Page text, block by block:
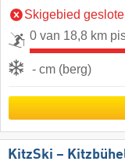
Skigebied
0 van 18,8 km
- cm (berg)
KitzSki –